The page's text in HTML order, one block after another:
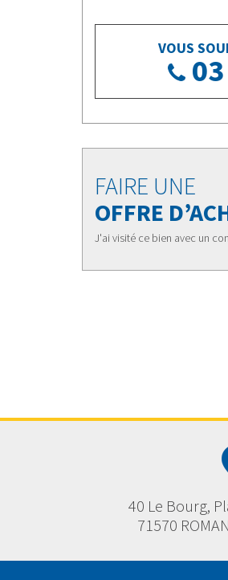
VOUS
FAIRE UNE
OFFRE
J'ai visité ce bien avec un
40 Le Bourg,
71570